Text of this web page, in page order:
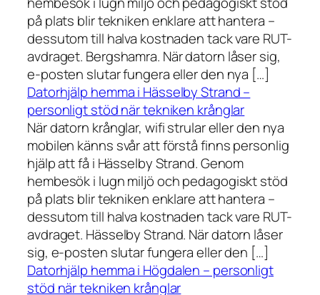
på plats blir tekniken enklare att hantera –
dessutom till halva kostnaden tack vare RUT-
avdraget. Bergshamra. När datorn låser sig,
e-posten slutar fungera eller den nya […]
Datorhjälp hemma i Hässelby Strand –
personligt stöd när tekniken krånglar
När datorn krånglar, wifi strular eller den nya
mobilen känns svår att förstå finns personlig
hjälp att få i Hässelby Strand. Genom
hembesök i lugn miljö och pedagogiskt stöd
på plats blir tekniken enklare att hantera –
dessutom till halva kostnaden tack vare RUT-
avdraget. Hässelby Strand. När datorn låser
sig, e-posten slutar fungera eller den […]
Datorhjälp hemma i Högdalen – personligt
stöd när tekniken krånglar